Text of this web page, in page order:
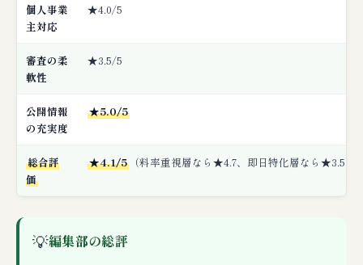
個人事業
主対応
★4.0/5
審査の柔
軟性
★3.5/5
公開情報
の充実度
★5.0/5
総合評
価
★4.1/5 （料率重視層なら★4.7、即日特化層なら★3.5）
💡編集部の総評